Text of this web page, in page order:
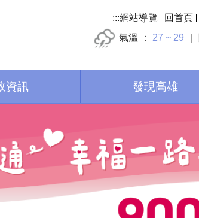
:::網站導覽 回首頁
氣溫
27 ~ 29
資訊 發現高雄